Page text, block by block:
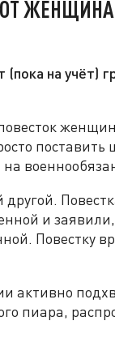
на учёт)
поставить
на
другой.
и заявили,
Повестку
активно
пиара,